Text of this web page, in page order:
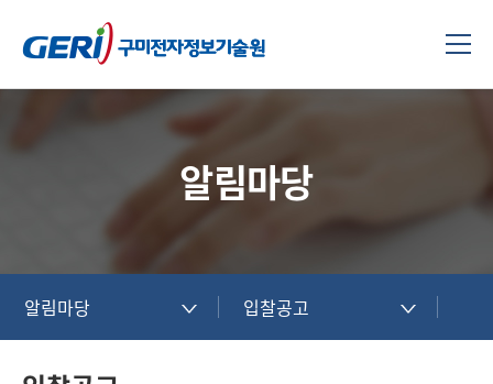
알림마당
알림마당 입찰공고